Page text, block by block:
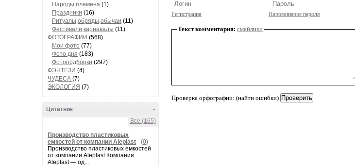
Народы,племена (1)
Праздники (16)
Ритуалы,обряды,обычаи (11)
Фестивали,карнавалы (11)
ФОТОГРАФИИ (568)
Мои фото (77)
Фото дня (183)
Фотоподборки (297)
ФЭНТЕЗИ (4)
ЧУДЕСА (7)
ЭКОЛОГИЯ (7)
-
Цитатник
Все (165)
Производство пластиковых
емкостей от компании Aleplast - (0)
Производство пластиковых емкостей
от компании Aleplast Компания
Aleplast — од...
Регистрация Напоминание пароля
Текст комментария: смайлики
Проверка орфографии: (найти ошибки)